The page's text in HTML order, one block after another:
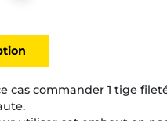
cas commander 1 tige